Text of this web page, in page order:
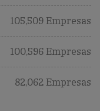
105,509 Empresas
100,596 Empresas
82,062 Empresas